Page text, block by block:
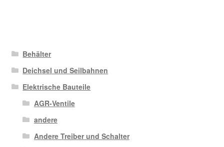
Behälter
Deichsel und Seilbahnen
Elektrische Bauteile
AGR-Ventile
andere
Andere Treiber und Schalter